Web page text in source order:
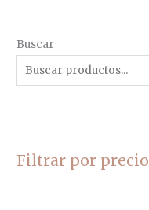
Buscar
Filtrar por precio